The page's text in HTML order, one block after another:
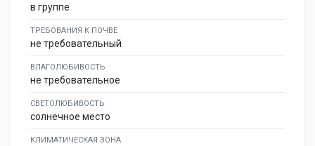
в группе
ТРЕБОВАНИЯ К ПОЧВЕ
не требовательный
ВЛАГОЛЮБИВОСТЬ
не требовательное
СВЕТОЛЮБИВОСТЬ
солнечное место
КЛИМАТИЧЕСКАЯ ЗОНА